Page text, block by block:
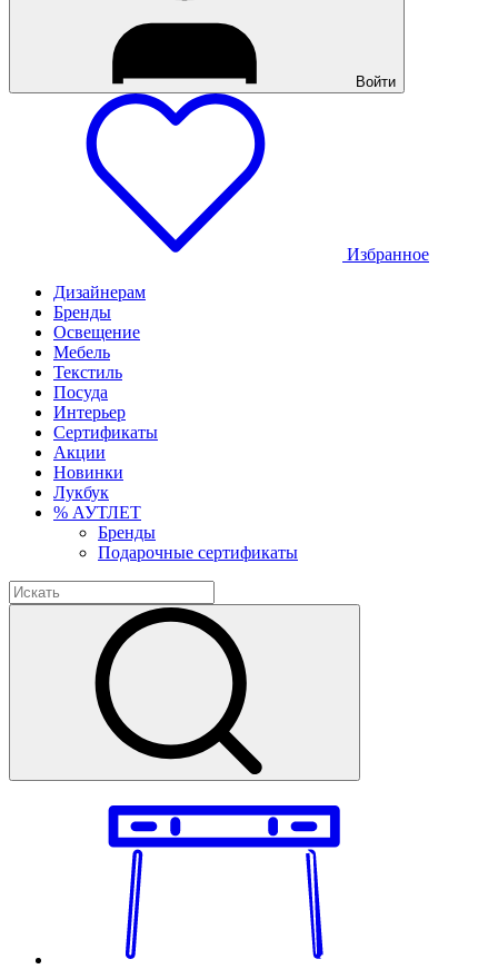
Войти
Избранное
Дизайнерам
Бренды
Освещение
Мебель
Текстиль
Посуда
Интерьер
Сертификаты
Акции
Новинки
Лукбук
% АУТЛЕТ
Бренды
Подарочные сертификаты